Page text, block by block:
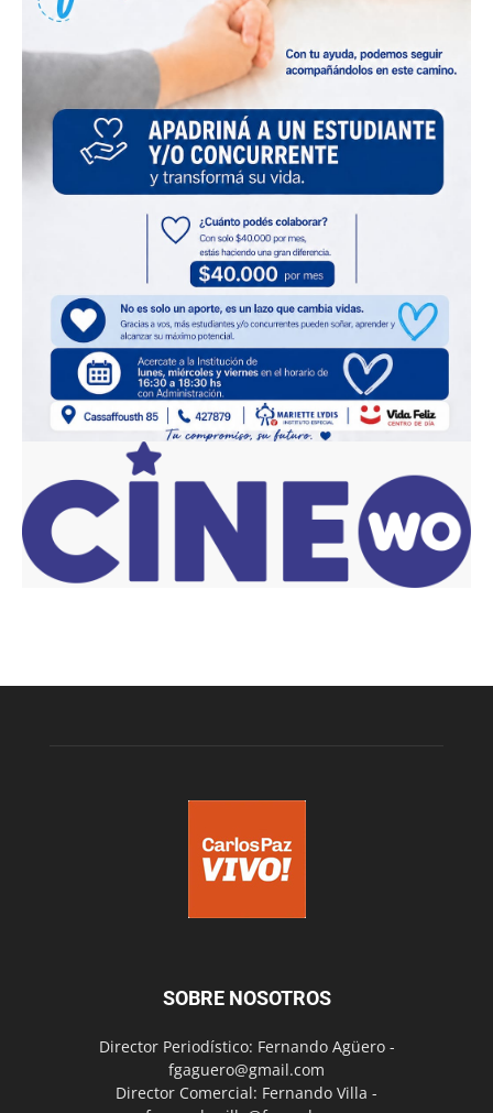
SOBRE NOSOTROS
Director Periodístico: Fernando Agüero -
fgaguero@gmail.com
Director Comercial: Fernando Villa -